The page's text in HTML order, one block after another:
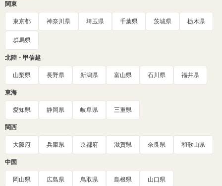
関東
東京都 神奈川県 埼玉県 千葉県 茨城県 栃木県
群馬県
北陸・甲信越
山梨県 長野県 新潟県 富山県 石川県 福井県
東海
愛知県 静岡県 岐阜県 三重県
関西
大阪府 兵庫県 京都府 滋賀県 奈良県 和歌山県
中国
岡山県 広島県 鳥取県 島根県 山口県